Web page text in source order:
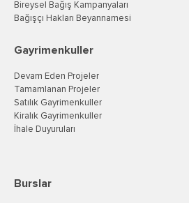
Bireysel Bağış Kampanyaları
Bağışçı Hakları Beyannamesi
Gayrimenkuller
Devam Eden Projeler
Tamamlanan Projeler
Satılık Gayrimenkuller
Kiralık Gayrimenkuller
İhale Duyuruları
Burslar